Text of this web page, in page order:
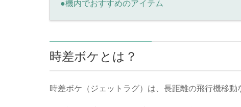
●機内でおすすめのアイテム
時差ボケとは？
時差ボケ（ジェットラグ）は、長距離の飛行機移動